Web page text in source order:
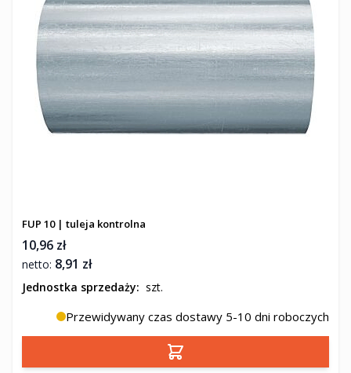
FUP 10 | tuleja kontrolna
10,96 zł
8,91 zł
Jednostka sprzedaży: szt.
Przewidywany czas dostawy 5-10 dni roboczych
Dodaj do koszyka